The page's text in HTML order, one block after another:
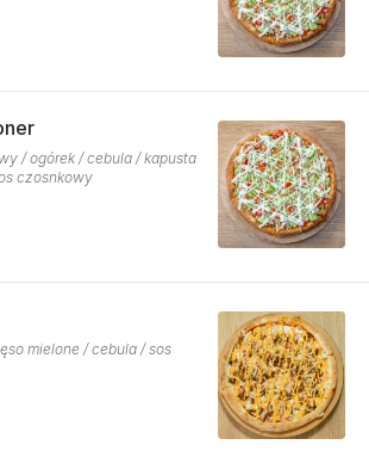
/ ogórek / cebula / kapusta
czosnkowy
mielone / cebula / sos